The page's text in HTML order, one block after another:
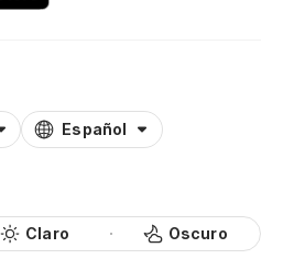
Español
Claro Oscuro